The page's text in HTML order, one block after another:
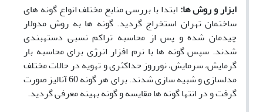
ابزار و روش­ ها: ابتدا با بررسی منابع مختلف انواع گونه­ های
ساختمان تهران استخراج گردید. گونه­ ها به روش مدولار
چیدمان شده و پس از محاسبه تراکم­ نسبی دستهبندی
شدند. سپس گونه ­ها با نرم­ افزار انرژی برای محاسبه بار
گرمایش، سرمایش، نورروز حداکثری و تهویه در حالات مختلف
مدل­سازی و شبیه ­سازی شدند. برای هر گونه 60 آنالیز صورت
گرفت و در انتها گونه ­ها مقایسه و گونه بهینه معرفی گردید.